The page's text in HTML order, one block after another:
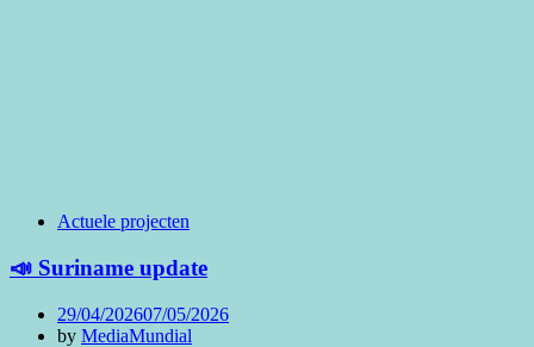
Actuele projecten
📣 Suriname update
Posted
on
29/04/202607/05/2026
by MediaMundial